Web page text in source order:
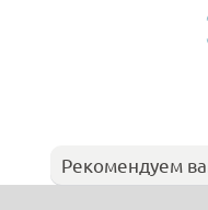
Рекомендуем